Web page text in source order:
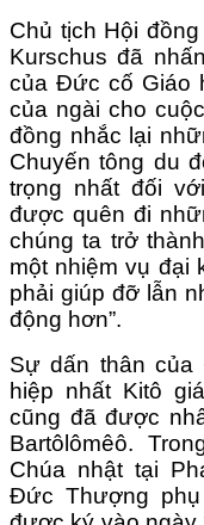
Chủ tịch Hội
Kurschus đã
của Đức cố Giáo
của ngài cho
đồng nhắc lại
Chuyến tông du
trọng nhất đối
được quên đi
chúng ta trở
một nhiệm vụ đại
phải giúp đỡ lẫn
động hơn”.
Sự dấn thân
hiệp nhất Kitô
cũng đã được
Bartôlômêô.
Chúa nhật tại
Đức Thượng